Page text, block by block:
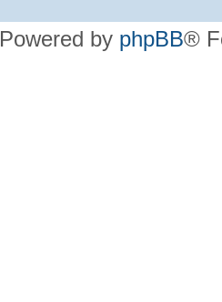
Powered by phpBB®